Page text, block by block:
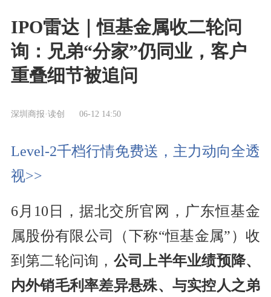
IPO雷达｜恒基金属收二轮问
询：兄弟“分家”仍同业，客户
重叠细节被追问
深圳商报·读创 06-12 14:50
Level-2千档行情免费送，主力动向全透
视>>
6月10日，据北交所官网，广东恒基金
属股份有限公司（下称“恒基金属”）收
到第二轮问询， 公司上半年业绩预降、
内外销毛利率差异悬殊、与实控人之弟